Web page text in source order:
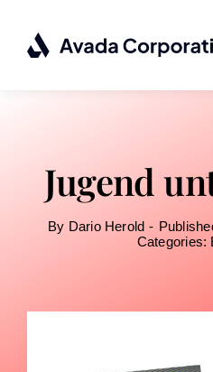
contenu
Jugend
By Dario Herold -
Categories: